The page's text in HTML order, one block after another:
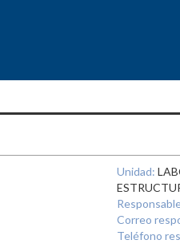
Unidad:
Correo
Teléfono